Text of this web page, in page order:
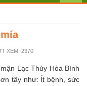
XEM: 2370
Lạc Thủy Hòa Bình
tây như: Ít bệnh, sức